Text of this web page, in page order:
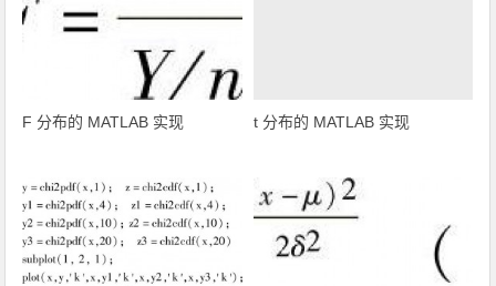
F 分布的 MATLAB 实现 t 分布的 MATLAB 实现